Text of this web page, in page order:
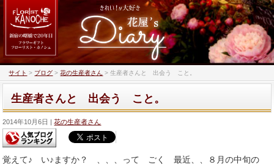
サイト > ブログ >花の生産者さん >生産者さんと 出会う こと。
生産者さんと 出会う こと。
2014年10月6日 花の生産者さん
覚えて♪ い♪ますか？ 、、、って ごく 最近、、８月の中旬の